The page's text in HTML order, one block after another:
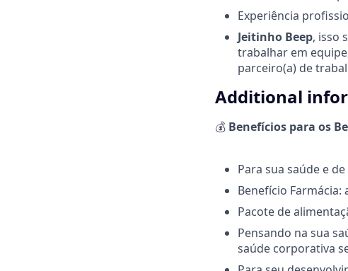
Experiência
Jeitinho Beep, isso
trabalhar em
parceiro(a) de
Additional
💰 Benefícios para os
Para sua saúde e
Benefício
Pacote de
Pensando na sua
saúde corporativa